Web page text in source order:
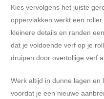
Kies vervolgens het juiste
oppervlakken werkt een
kleinere details en randen
dat je voldoende verf op je
druipen door overtollige verf
Werk altijd in dunne lagen en
voordat je een nieuwe